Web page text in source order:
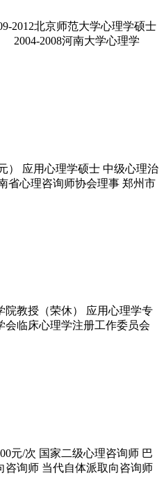
北京师范大学心理学硕士
2008河南大学心理学
） 应用心理学硕士 中级心理治
省心理咨询师协会理事 郑州市
院教授（荣休） 应用心理学专
会临床心理学注册工作委员会
元/次 国家二级心理咨询师 巴
咨询师 当代自体派取向咨询师